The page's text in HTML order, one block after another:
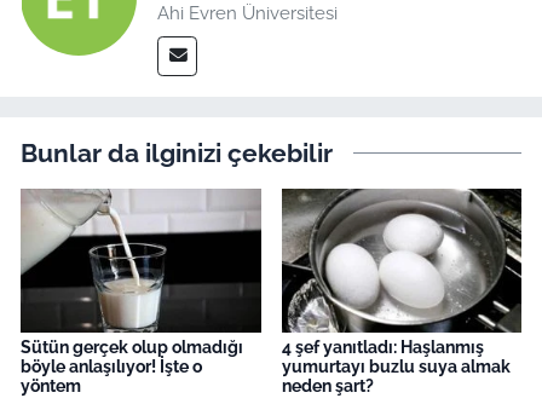
Ahi Evren Üniversitesi
Bunlar da ilginizi çekebilir
Sütün gerçek olup olmadığı
böyle anlaşılıyor! İşte o
yöntem
4 şef yanıtladı: Haşlanmış
yumurtayı buzlu suya almak
neden şart?